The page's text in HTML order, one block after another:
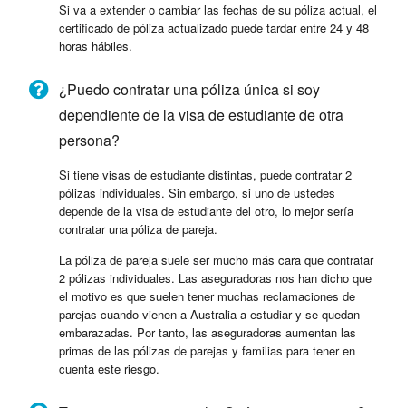
Si va a extender o cambiar las fechas de su póliza actual, el
certificado de póliza actualizado puede tardar entre 24 y 48
horas hábiles.
¿Puedo contratar una póliza única si soy
dependiente de la visa de estudiante de otra
persona?
Si tiene visas de estudiante distintas, puede contratar 2
pólizas individuales. Sin embargo, si uno de ustedes
depende de la visa de estudiante del otro, lo mejor sería
contratar una póliza de pareja.
La póliza de pareja suele ser mucho más cara que contratar
2 pólizas individuales. Las aseguradoras nos han dicho que
el motivo es que suelen tener muchas reclamaciones de
parejas cuando vienen a Australia a estudiar y se quedan
embarazadas. Por tanto, las aseguradoras aumentan las
primas de las pólizas de parejas y familias para tener en
cuenta este riesgo.